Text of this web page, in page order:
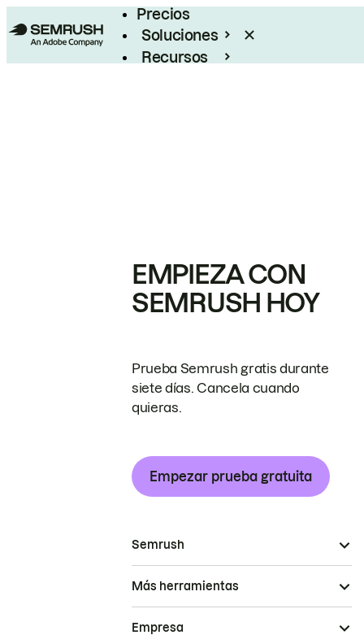
Precios
Soluciones
Recursos
EMPIEZA CON
SEMRUSH HOY
Prueba Semrush gratis durante
siete días. Cancela cuando
quieras.
Empezar prueba gratuita
Semrush
Más herramientas
Empresa